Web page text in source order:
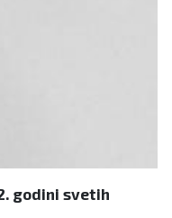
godini svetih